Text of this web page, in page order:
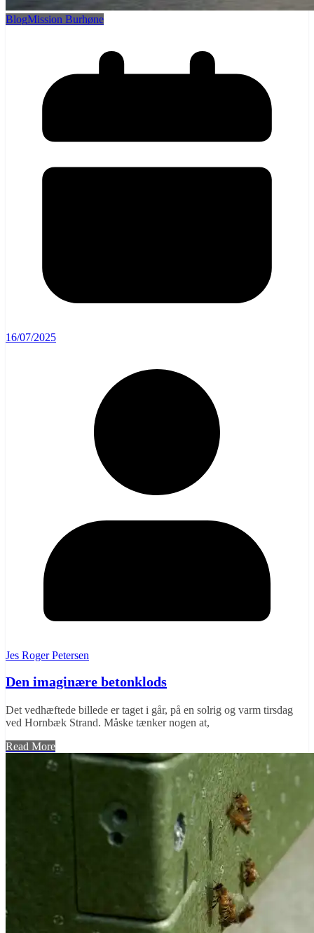
BlogMission Burhøne
16/07/2025
Jes Roger Petersen
Den imaginære betonklods
Det vedhæftede billede er taget i går, på en solrig og varm tirsdag
ved Hornbæk Strand. Måske tænker nogen at,
Read More